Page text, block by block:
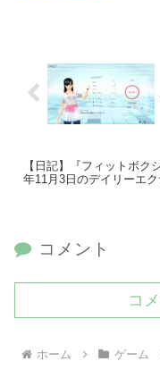
【日記】『フィットボク
年11月3日のデイリーエ
コメント
コ
ホーム ゲーム